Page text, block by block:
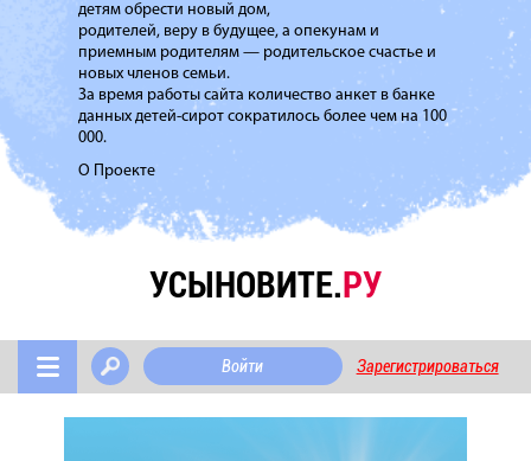
детям обрести новый дом,
родителей, веру в будущее, а опекунам и
приемным родителям — родительское счастье и
новых членов семьи.
За время работы сайта количество анкет в банке
данных детей-сирот сократилось более чем на 100
000.
О Проекте
УСЫНОВИТЕ.РУ
Войти Зарегистрироваться